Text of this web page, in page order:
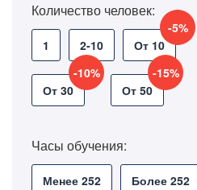
Количество человек:
1 2-10 От 10
-5%
От 30
-10%
От 50
-15%
Часы обучения:
Менее 252 Более 252